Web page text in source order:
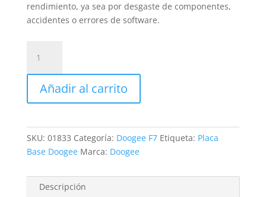
rendimiento, ya sea por desgaste de componentes,
accidentes o errores de software.
Doogee
F7
cantidad
Añadir al carrito
SKU: 01833 Categoría: Doogee F7 Etiqueta: Placa
Base Doogee Marca: Doogee
Descripción